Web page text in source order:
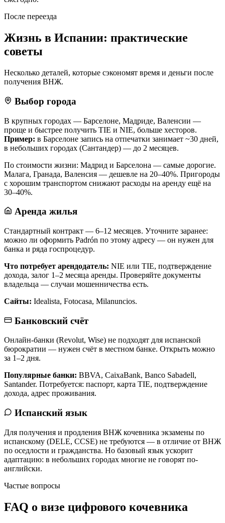
После переезда
Жизнь в Испании: практические
советы
Несколько деталей, которые сэкономят время и деньги после
получения ВНЖ.
Выбор города
В крупных городах — Барселоне, Мадриде, Валенсии —
проще и быстрее получить TIE и NIE, больше хесторов.
Пример: в Барселоне запись на отпечатки занимает ~30 дней,
в небольших городах (Сантандер) — до 2 месяцев.
По стоимости жизни: Мадрид и Барселона — самые дорогие.
Малага, Гранада, Валенсия — дешевле на 20–40%. Пригороды
с хорошим транспортом снижают расходы на аренду ещё на
30–40%.
Аренда жилья
Стандартный контракт — 6–12 месяцев. Уточните заранее:
можно ли оформить Padrón по этому адресу — он нужен для
банка и ряда госпроцедур.
Что потребует арендодатель: NIE или TIE, подтверждение
дохода, залог 1–2 месяца аренды. Проверяйте документы
владельца — случаи мошенничества есть.
Сайты: Idealista, Fotocasa, Milanuncios.
Банковский счёт
Онлайн-банки (Revolut, Wise) не подходят для испанской
бюрократии — нужен счёт в местном банке. Открыть можно
за 1–2 дня.
Популярные банки: BBVA, CaixaBank, Banco Sabadell,
Santander. Потребуется: паспорт, карта TIE, подтверждение
дохода, адрес проживания.
Испанский язык
Для получения и продления ВНЖ кочевника экзамены по
испанскому (DELE, CCSE) не требуются — в отличие от ВНЖ
по оседлости и гражданства. Но базовый язык ускорит
адаптацию: в небольших городах многие не говорят по-
английски.
Частые вопросы
FAQ о визе цифрового кочевника